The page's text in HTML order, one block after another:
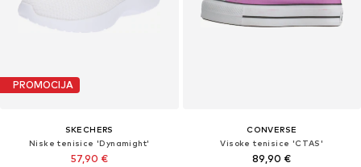
PROMOCIJA
SKECHERS
Niske tenisice 'Dynamight'
57,90 €
CONVERSE
Visoke tenisice 'CTAS'
89,90 €